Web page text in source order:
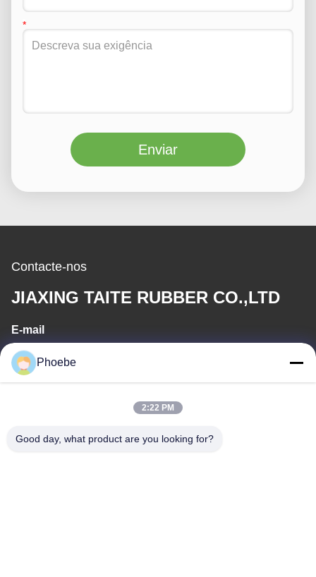
Enviar
Contacte-nos
JIAXING TAITE RUBBER CO.,LTD
E-mail
hn.lin@taite-track.com
O nosso endereço
Phoebe
2:22 PM
Good day, what product are you looking for?